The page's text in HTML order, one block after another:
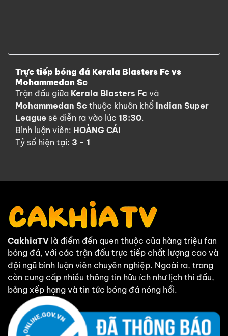
Trực tiếp bóng đá Kerala Blasters Fc vs
Mohammedan Sc
Trận đấu giữa Kerala Blasters Fc và
Mohammedan Sc thuộc khuôn khổ Indian Super
League sẽ diễn ra vào lúc 18:30.
Bình luận viên: HOÀNG CÁI
Tỷ số hiện tại: 3 - 1
CakhiaTV là điểm đến quen thuộc của hàng triệu fan
bóng đá, với các trận đấu trực tiếp chất lượng cao và
đội ngũ bình luận viên chuyên nghiệp. Ngoài ra, trang
còn cung cấp nhiều thông tin hữu ích như lịch thi đấu,
bảng xếp hạng và tin tức bóng đá nóng hổi.